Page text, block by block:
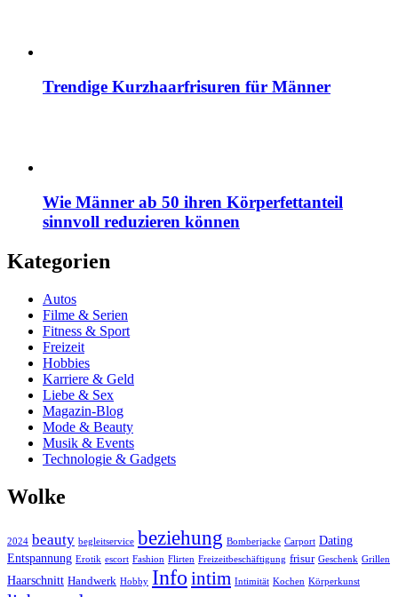
Trendige Kurzhaarfrisuren für Männer
Wie Männer ab 50 ihren Körperfettanteil
sinnvoll reduzieren können
Kategorien
Autos
Filme & Serien
Fitness & Sport
Freizeit
Hobbies
Karriere & Geld
Liebe & Sex
Magazin-Blog
Mode & Beauty
Musik & Events
Technologie & Gadgets
Wolke
2024 beauty begleitservice beziehung Bomberjacke Carport Dating
Entspannung Erotik escort Fashion Flirten Freizeitbeschäftigung frisur Geschenk Grillen
Haarschnitt Handwerk Hobby Info intim Intimität Kochen Körperkunst